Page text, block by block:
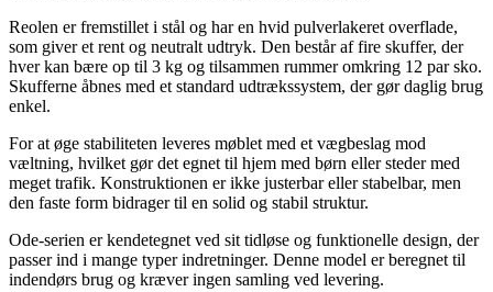
Reolen er fremstillet i stål og har en hvid pulverlakeret overflade,
som giver et rent og neutralt udtryk. Den består af fire skuffer, der
hver kan bære op til 3 kg og tilsammen rummer omkring 12 par sko.
Skufferne åbnes med et standard udtrækssystem, der gør daglig brug
enkel.
For at øge stabiliteten leveres møblet med et vægbeslag mod
væltning, hvilket gør det egnet til hjem med børn eller steder med
meget trafik. Konstruktionen er ikke justerbar eller stabelbar, men
den faste form bidrager til en solid og stabil struktur.
Ode-serien er kendetegnet ved sit tidløse og funktionelle design, der
passer ind i mange typer indretninger. Denne model er beregnet til
indendørs brug og kræver ingen samling ved levering.